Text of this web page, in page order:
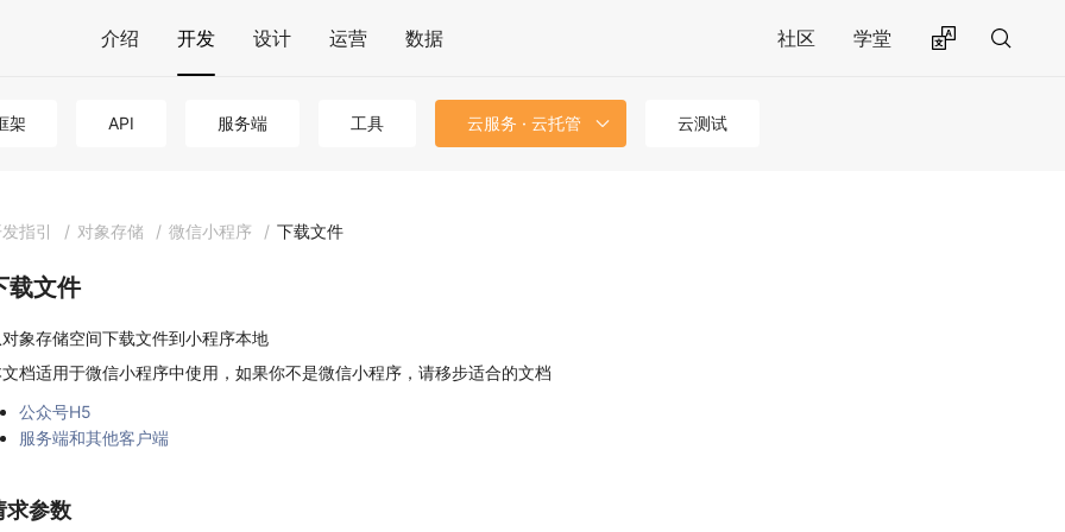
介绍 开发 设计 运营 数据 社区 学堂
架 API 服务端 工具 云服务 · 云托管 云测试
指引 / 对象存储 / 微信小程序 / 下载文件
载文件
象存储空间下载文件到小程序本地
档适用于微信小程序中使用，如果你不是微信小程序，请移步适合的文档
公众号H5
服务端和其他客户端
求参数